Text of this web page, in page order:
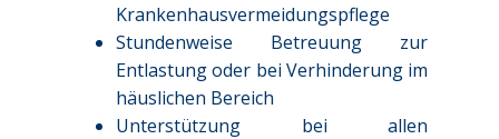
Krankenhausvermeidungspflege
Stundenweise Betreuung zur
Entlastung oder bei Verhinderung im
häuslichen Bereich
Unterstützung bei allen